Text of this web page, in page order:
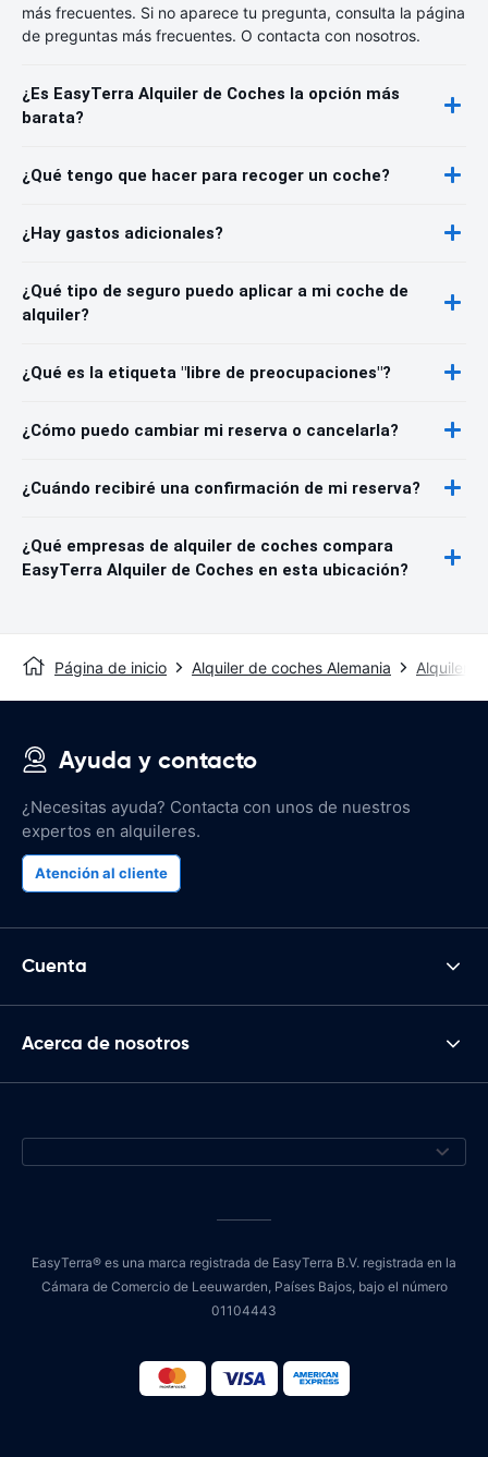
más frecuentes. Si no aparece tu pregunta, consulta la página
de preguntas más frecuentes. O contacta con nosotros.
¿Es EasyTerra Alquiler de Coches la opción más
barata?
¿Qué tengo que hacer para recoger un coche?
¿Hay gastos adicionales?
¿Qué tipo de seguro puedo aplicar a mi coche de
alquiler?
¿Qué es la etiqueta "libre de preocupaciones"?
¿Cómo puedo cambiar mi reserva o cancelarla?
¿Cuándo recibiré una confirmación de mi reserva?
¿Qué empresas de alquiler de coches compara
EasyTerra Alquiler de Coches en esta ubicación?
Página de inicio Alquiler de coches Alemania Alquiler
Ayuda y contacto
¿Necesitas ayuda? Contacta con unos de nuestros
expertos en alquileres.
Atención al cliente
Cuenta
Acerca de nosotros
EasyTerra® es una marca registrada de EasyTerra B.V. registrada en la
Cámara de Comercio de Leeuwarden, Países Bajos, bajo el número
01104443